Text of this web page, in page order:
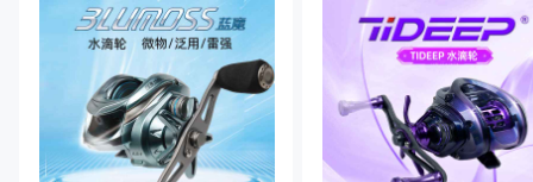
黑坑饵料 马口竿 路亚竿 雷强竿
路亚装备 海钓竿 海钓轮 海钓线